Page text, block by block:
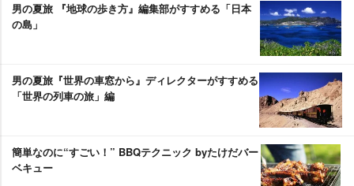
男の夏旅 『地球の歩き方』編集部がすすめる「日本
の島」
男の夏旅『世界の車窓から』ディレクターがすすめる
「世界の列車の旅」編
簡単なのに“すごい！” BBQテクニック byたけだバー
ベキュー